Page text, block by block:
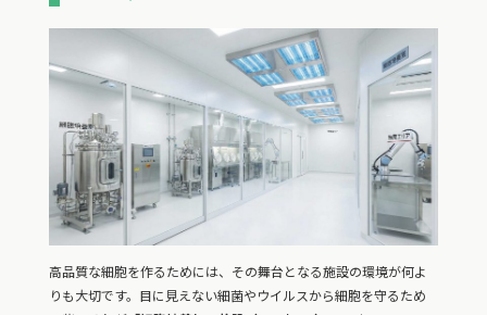
高品質な細胞を作るためには、その舞台となる施設の環境が何よ
りも大切です。目に見えない細菌やウイルスから細胞を守るため